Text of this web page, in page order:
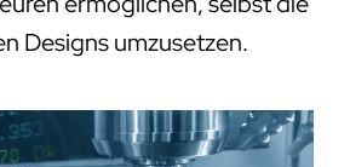
Designs umzusetzen.